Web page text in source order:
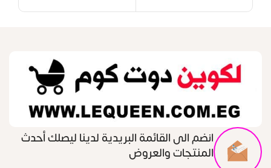
انضم الى القائمة البريدية لدينا ليصلك أحدث
المنتجات والعروض